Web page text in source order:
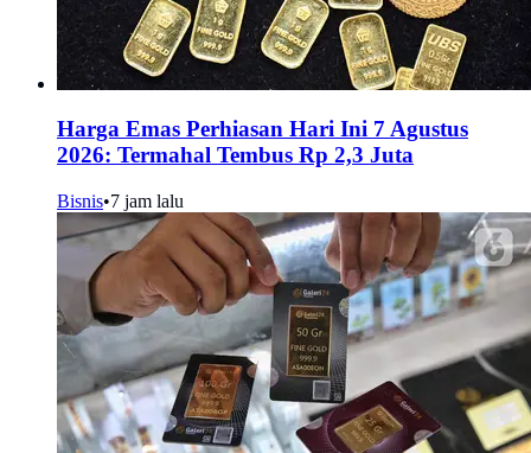
Harga Emas Perhiasan Hari Ini 7 Agustus
2026: Termahal Tembus Rp 2,3 Juta
Bisnis•7 jam lalu